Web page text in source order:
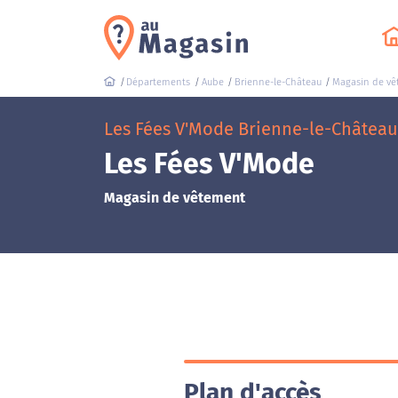
Départements Aube Brienne-le-Château Magasin de
Les Fées V'Mode Brienne-le-
Les Fées V'Mode
Magasin de vêtement